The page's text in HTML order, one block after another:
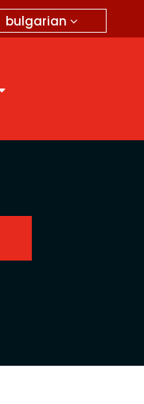
bulgarian